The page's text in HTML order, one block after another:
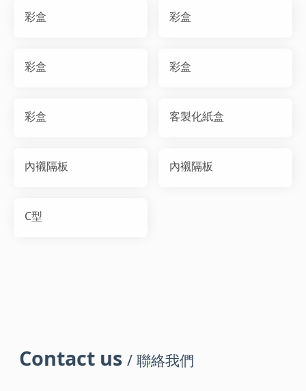
彩盒 彩盒
彩盒 彩盒
彩盒 客製化紙盒
內襯隔板 內襯隔板
C型
Contact us / 聯絡我們